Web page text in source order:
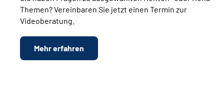
Themen? Vereinbaren Sie jetzt einen Termin zur
Videoberatung.
Mehr erfahren